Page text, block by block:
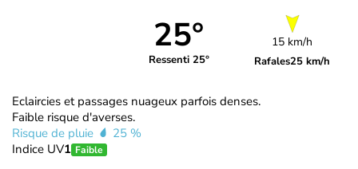
25°
Ressenti 25°
15 km/h
Rafales25 km/h
Eclaircies et passages nuageux parfois denses.
Faible risque d'averses.
Risque de pluie
25 %
Indice UV1 Faible